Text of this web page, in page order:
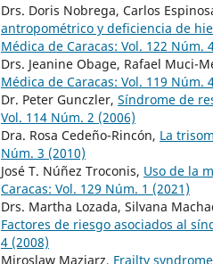
Drs. Doris Nobrega, Carlos
antropométrico y deficiencia de
Médica de Caracas: Vol. 122 Núm.
Drs. Jeanine Obage, Rafael Muci-
Médica de Caracas: Vol. 119 Núm.
Dr. Peter Gunczler, Síndrome de
Vol. 114 Núm. 2 (2006)
Dra. Rosa Cedeño-Rincón, La
Núm. 3 (2010)
José T. Núñez Troconis, Uso de la
Caracas: Vol. 129 Núm. 1 (2021)
Drs. Martha Lozada, Silvana
Factores de riesgo asociados al
4 (2008)
Miroslaw Maziarz, Frailty